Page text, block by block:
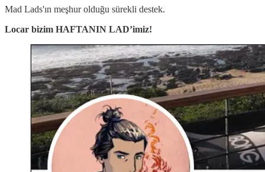
Mad Lads'ın meşhur olduğu sürekli destek.
Locar bizim HAFTANIN LAD’imiz!